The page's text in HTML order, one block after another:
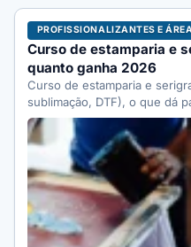
PROFISSIONALIZANTES E
Curso de estamparia e
quanto ganha 2026
Curso de estamparia e
sublimação, DTF), o que dá
quanto…